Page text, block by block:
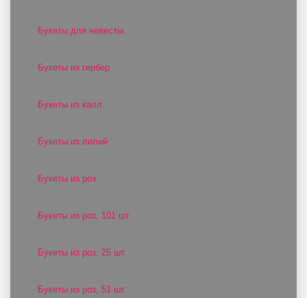
Букеты для невесты
Букеты из гербер
Букеты из калл
Букеты из лилий
Букеты из роз
Букеты из роз, 101 шт
Букеты из роз, 25 шт
Букеты из роз, 51 шт